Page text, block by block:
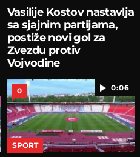
Vasilije Kostov nastavlja
sa sjajnim partijama,
postiže novi gol za
Zvezdu protiv
Vojvodine
0:06
0
SPORT